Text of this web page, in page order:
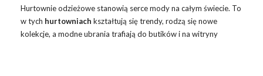
Hurtownie odzieżowe stanowią serce mody na całym świecie. To
w tych hurtowniach kształtują się trendy, rodzą się nowe
kolekcje, a modne ubrania trafiają do butików i na witryny